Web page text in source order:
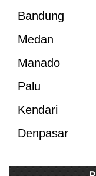
Bandung
Medan
Manado
Palu
Kendari
Denpasar